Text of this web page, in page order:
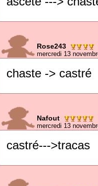
Rose243
mercredi 13
chaste -> castré
Nafout
mercredi 13
castré--->tracas